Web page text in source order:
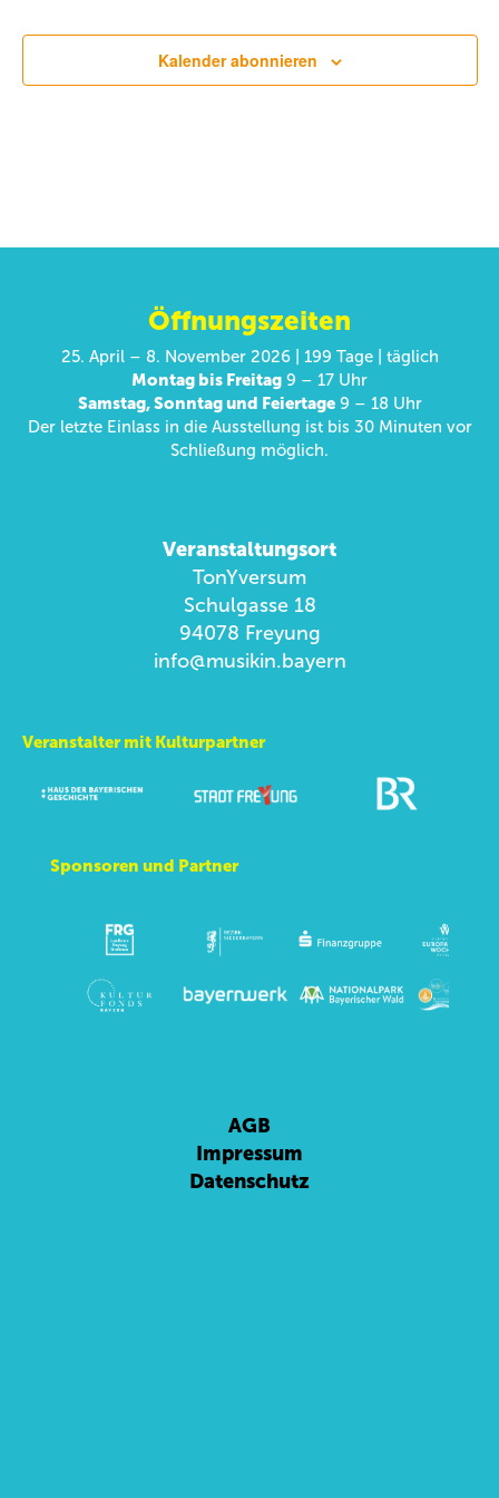
Kalender abonnieren
Öffnungszeiten
25. April – 8. November 2026 | 199 Tage | täglich
Montag bis Freitag 9 – 17 Uhr
Samstag, Sonntag und Feiertage9 – 18 Uhr
Der letzte Einlass in die Ausstellung ist bis 30 Minuten vor
Schließung möglich.
Veranstaltungsort
TonYversum
Schulgasse 18
94078 Freyung
info@musikin.bayern
Veranstalter mit Kulturpartner
Sponsoren und Partner
AGB
Impressum
Datenschutz